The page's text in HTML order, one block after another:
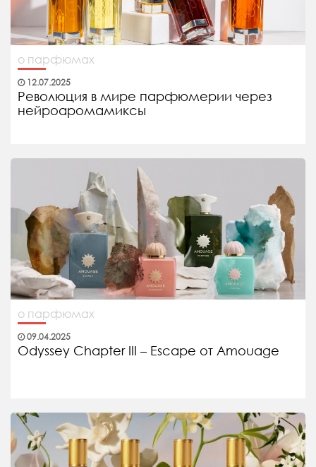
о парфюмах
12.07.2025
Революция в мире парфюмерии через
нейроаромамиксы
о парфюмах
09.04.2025
Odyssey Chapter III – Escape от Amouage